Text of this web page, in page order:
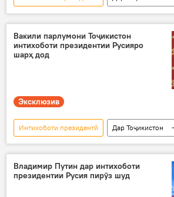
Эрон
Душанбе интихобот
Вакили парлумони Тоҷикистон
интихоботи президентии Русияро
шарҳ дод
Эксклюзив
Интихоботи президентӣ
Дар Тоҷикистон
вакил
назар
Русия
Владимир Путин дар интихоботи
президентии Русия пирӯз шуд